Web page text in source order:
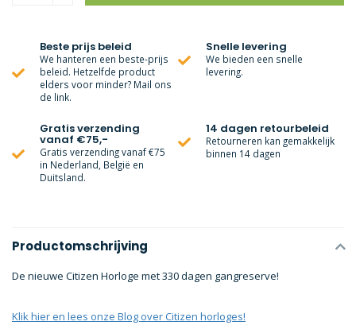
Beste prijs beleid
We hanteren een beste-prijs
beleid. Hetzelfde product
elders voor minder? Mail ons
de link.
Snelle levering
We bieden een snelle
levering.
Gratis verzending
vanaf €75,-
Gratis verzending vanaf €75
in Nederland, België en
Duitsland.
14 dagen retourbeleid
Retourneren kan gemakkelijk
binnen 14 dagen
Productomschrijving
De nieuwe Citizen Horloge met 330 dagen gangreserve!
Klik hier en lees onze Blog over Citizen horloges!